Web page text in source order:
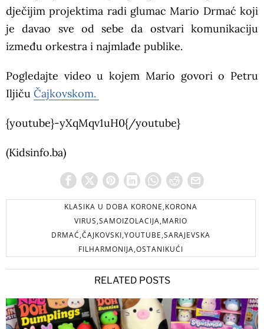
dječijim projektima radi glumac Mario Drmać koji
je davao sve od sebe da ostvari komunikaciju
između orkestra i najmlađe publike.
Pogledajte video u kojem Mario govori o Petru
Iljiču Čajkovskom.
{youtube}-yXqMqv1uH0{/youtube}
(Kidsinfo.ba)
KLASIKA U DOBA KORONE,KORONA
VIRUS,SAMOIZOLACIJA,MARIO
DRMAĆ,ČAJKOVSKI,YOUTUBE,SARAJEVSKA
FILHARMONIJA,OSTANIKUĆI
RELATED POSTS